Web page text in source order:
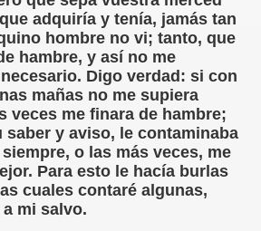
adquiría y tenía, jamás tan
hombre no vi; tanto, que
hambre, y así no me
Digo verdad: si con
mañas no me supiera
veces me finara de hambre;
saber y aviso, le contaminaba
o las más veces, me
Para esto le hacía burlas
cuales contaré algunas,
mi salvo.
Y Víctor Martínez Maheux)
Elissalde y Carmen Roig)